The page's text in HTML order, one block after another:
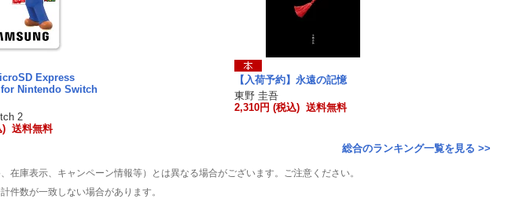
Express
for Nintendo Switch
2
) 送料無料
【入荷予約】永遠の記憶
東野 圭吾
2,310円 (税込) 送料無料
総合のランキング一覧を見る >>
庫表示、キャンペーン情報等）とは異なる場合がございます。ご注意ください。
件数が一致しない場合があります。